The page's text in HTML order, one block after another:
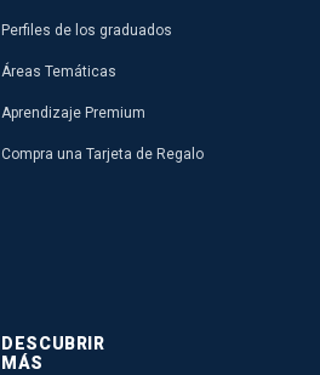
Perfiles de los graduados
Áreas Temáticas
Aprendizaje Premium
Compra una Tarjeta de Regalo
DESCUBRIR
MÁS